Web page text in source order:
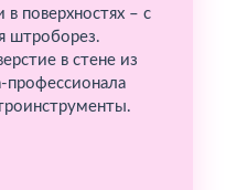
в поверхностях – с
штроборез.
в стене из
профессионала